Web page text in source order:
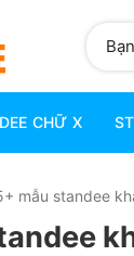
kiếm:
CHỮ X
mẫu standee